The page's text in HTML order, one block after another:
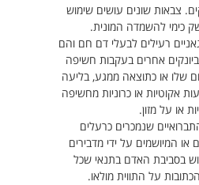
צבאות שונים עושים שימוש
כימי להשמדה המונית.
רעילים לבעלי דם חם והם
אחרים בעקבות חשיפה
שלו או כתוצאה ממגע, בליעה
אקוטיות או כרוניות מחשיפה
או על מזון.
שנמכרים כרעלים
או המיושמים על ידי מדבירים
בסביבת האדם בתנאי שכל
על התווית מולאו.